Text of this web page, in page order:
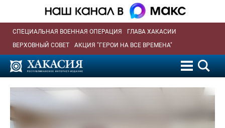
СПЕЦИАЛЬНАЯ ВОЕННАЯ ОПЕРАЦИЯ
ГЛАВА ХАКАСИИ
ВЕРХОВНЫЙ СОВЕТ
АКЦИЯ "ГЕРОИ НА ВСЕ ВРЕМЕНА"